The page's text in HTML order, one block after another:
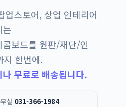
업스토어, 상업 인테리어
는
콤보드를 원판/재단/인
지 한번에.
나 무료로 배송됩니다.
실 031-366-1984